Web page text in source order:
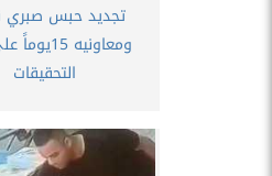
تجديد حبس صبري
ومعاونيه
التحقيقات